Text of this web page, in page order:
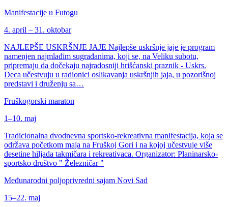
Manifestacije u Futogu
4. april – 31. oktobar
NAJLEPŠE USKRŠNJE JAJE Najlepše uskršnje jaje je program
namenjen najmlađim sugrađanima, koji se, na Veliku subotu,
pripremaju da dočekaju najradosniji hrišćanski praznik - Uskrs.
Deca učestvuju u radionici oslikavanja uskršnjih jaja, u pozorišnoj
predstavi i druženju sa…
Fruškogorski maraton
1–10. maj
Tradicionalna dvodnevna sportsko-rekreativna manifestacija, koja se
održava početkom maja na Fruškoj Gori i na kojoj učestvuje više
desetine hiljada takmičara i rekreativaca. Organizator: Planinarsko-
sportsko društvo " Železničar "
Međunarodni poljoprivredni sajam Novi Sad
15–22. maj